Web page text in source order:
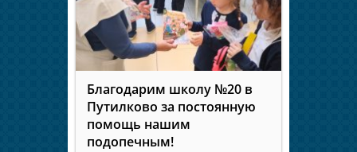
Благодарим школу №20 в
Путилково за постоянную
помощь нашим
подопечным!